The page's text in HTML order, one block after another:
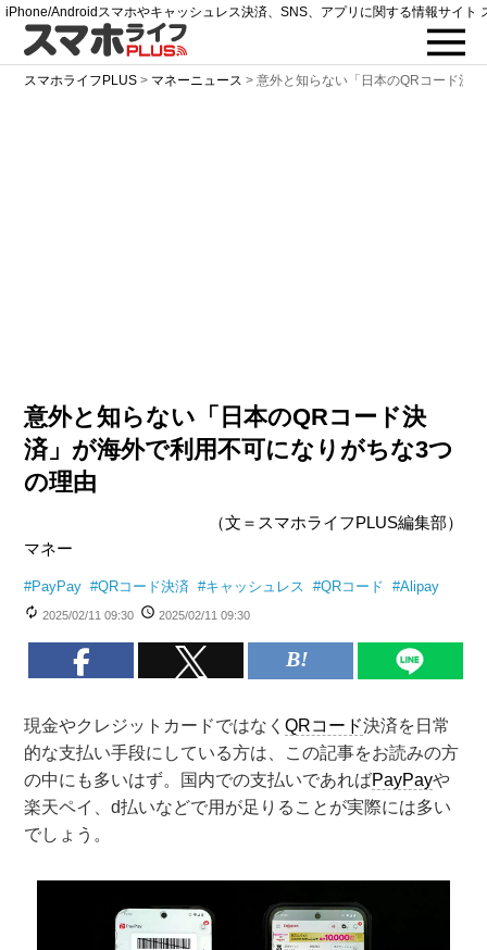
iPhone/Androidスマホやキャッシュレス決済、SNS、アプリに関する情報サイト
スマホライフPLUS > マネーニュース >意外と知らない「日本のQRコード決
意外と知らない「日本のQRコード決
済」が海外で利用不可になりがちな3つ
の理由
（文＝スマホライフPLUS編集部）
マネー
#PayPay #QRコード決済 #キャッシュレス #QRコード #Alipay
2025/02/11 09:30 2025/02/11 09:30
現金やクレジットカードではなくQRコード決済を日常
的な支払い手段にしている方は、この記事をお読みの方
の中にも多いはず。国内での支払いであればPayPayや
楽天ペイ、d払いなどで用が足りることが実際には多い
でしょう。